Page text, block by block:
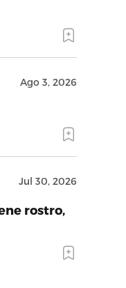
Ago 3, 2026
Jul 30, 2026
rostro,